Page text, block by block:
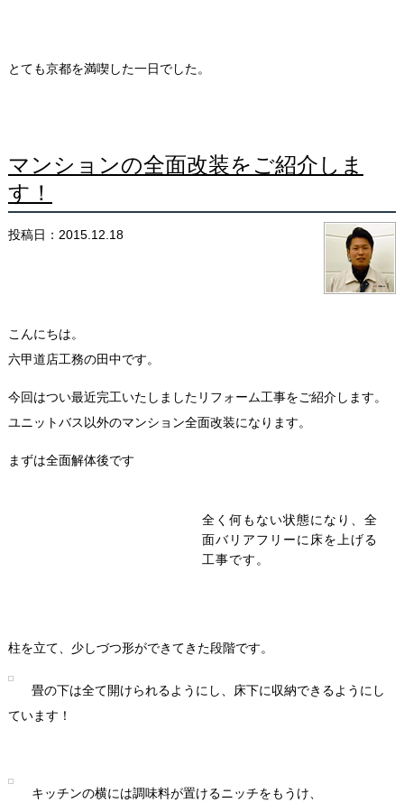
とても京都を満喫した一日でした。
マンションの全面改装をご紹介しま
す！
投稿日：2015.12.18
こんにちは。
六甲道店工務の田中です。
今回はつい最近完工いたしましたリフォーム工事をご紹介します。
ユニットバス以外のマンション全面改装になります。
まずは全面解体後です
全く何もない状態になり、全
面バリアフリーに床を上げる
工事です。
柱を立て、少しづつ形ができてきた段階です。
畳の下は全て開けられるようにし、床下に収納できるようにし
ています！
キッチンの横には調味料が置けるニッチをもうけ、